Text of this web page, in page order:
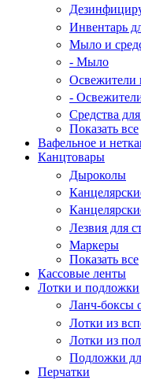
Инвентарь
Мыло и
- Мыло
Освежители
-
Средства
Показать все
Вафельное и
Канцтовары
Дыроколы
Лезвия для
Маркеры
Показать все
Кассовые ленты
Лотки и подложки
Ланч-боксы
Лотки из
Лотки из
Подложки
Перчатки